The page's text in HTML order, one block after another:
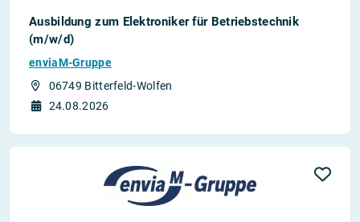
Ausbildung zum Elektroniker für Betriebstechnik
(m/w/d)
enviaM-Gruppe
06749 Bitterfeld-Wolfen
24.08.2026